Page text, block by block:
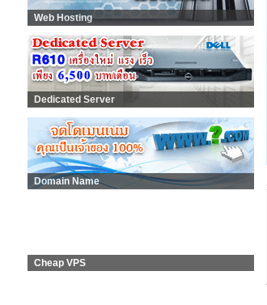
Web Hosting
Dedicated Server
Domain Name
Cheap VPS